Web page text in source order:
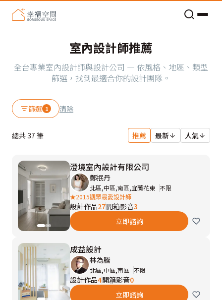
室內設計師推薦
全台專業室內設計師與設計公司 — 依風格、地區、類型
篩選，找到最適合你的設計團隊。
篩選 1 清除
總共37 筆 推薦 最新 人氣
澄境室內設計有限公司
鄭抿丹
北區,中區,南區,宜蘭花東 不限
★2015觀眾最愛設計師
設計作品27開箱影音3
立即諮詢
成益設計
林為騰
北區,中區,南區 不限
設計作品4開箱影音0
立即諮詢